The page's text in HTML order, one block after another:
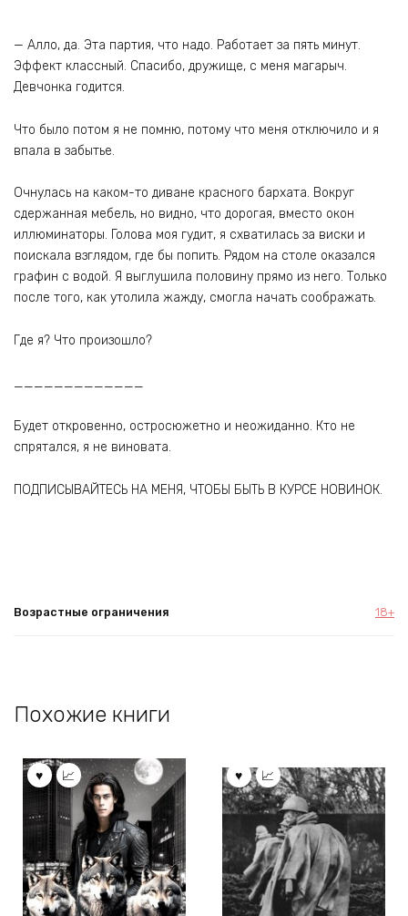
— Алло, да. Эта партия, что надо. Работает за пять минут.
Эффект классный. Спасибо, дружище, с меня магарыч.
Девчонка годится.
Что было потом я не помню, потому что меня отключило и я
впала в забытье.
Очнулась на каком-то диване красного бархата. Вокруг
сдержанная мебель, но видно, что дорогая, вместо окон
иллюминаторы. Голова моя гудит, я схватилась за виски и
поискала взглядом, где бы попить. Рядом на столе оказался
графин с водой. Я выглушила половину прямо из него. Только
после того, как утолила жажду, смогла начать соображать.
Где я? Что произошло?
_____________
Будет откровенно, остросюжетно и неожиданно. Кто не
спрятался, я не виновата.
ПОДПИСЫВАЙТЕСЬ НА МЕНЯ, ЧТОБЫ БЫТЬ В КУРСЕ НОВИНОК.
Возрастные ограничения 18+
Похожие книги